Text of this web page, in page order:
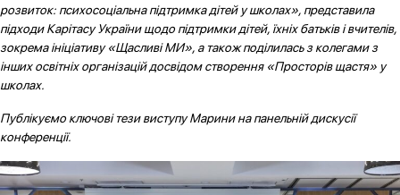
розвиток: психосоціальна підтримка дітей у школах», представила
підходи Карітасу України щодо підтримки дітей, їхніх батьків і вчителів,
зокрема ініціативу «Щасливі МИ», а також поділилась з колегами з
інших освітніх організацій досвідом створення «Просторів щастя» у
школах.
Публікуємо ключові тези виступу Марини на панельній дискусії
конференції.